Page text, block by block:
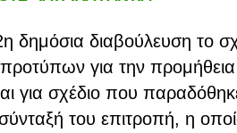
δημόσια διαβούλευση το
για την
για σχέδιο που
του επιτροπή, η